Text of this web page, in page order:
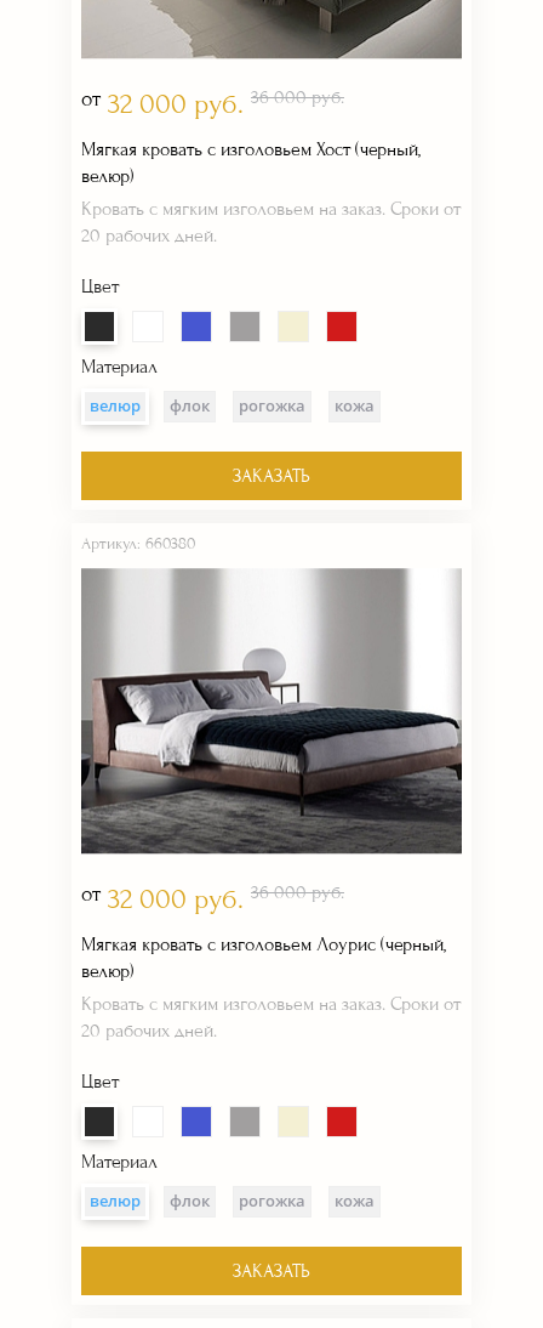
от 32 000 руб. 36 000 руб.
Мягкая кровать с изголовьем Хост (черный,
велюр)
Кровать с мягким изголовьем на заказ. Сроки от
20 рабочих дней.
Цвет
Материал
велюр
флок рогожка кожа
ЗАКАЗАТЬ
Артикул: 660380
от 32 000 руб. 36 000 руб.
Мягкая кровать с изголовьем Лоурис (черный,
велюр)
Кровать с мягким изголовьем на заказ. Сроки от
20 рабочих дней.
Цвет
Материал
велюр
флок рогожка кожа
ЗАКАЗАТЬ